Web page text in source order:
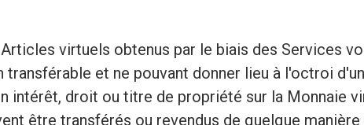
virtuels obtenus par le biais des Services
transférable et ne pouvant donner lieu à l'octroi
intérêt, droit ou titre de propriété sur la Monnaie
être transférés ou revendus de quelque